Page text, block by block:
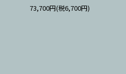
73,700円(税6,700円)